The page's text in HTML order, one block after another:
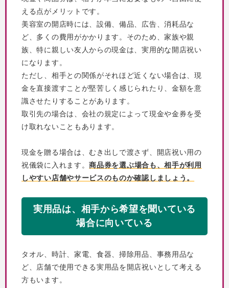
える点がメリットです。
美容室の開店時には、設備、備品、広告、消耗品な
ど、多くの費用がかかります。そのため、家族や親
族、特に親しい友人からの現金は、実用的な開店祝い
になります。
ただし、相手との関係がそれほど近くない場合は、現
金を直接渡すことが堅苦しく感じられたり、金額を意
識させたりすることがあります。
取引先の場合は、会社の規定によって現金や金券を受
け取れないこともあります。
現金を贈る場合は、むき出しで渡さず、開店祝い用の
祝儀袋に入れます。商品券を選ぶ場合も、相手が利用
しやすい店舗やサービスのものか確認しましょう。
実用品は、相手から希望を聞いている
場合に向いている
タオル、時計、家電、食器、掃除用品、事務用品な
ど、店舗で使用できる実用品を開店祝いとして考える
方もいます。